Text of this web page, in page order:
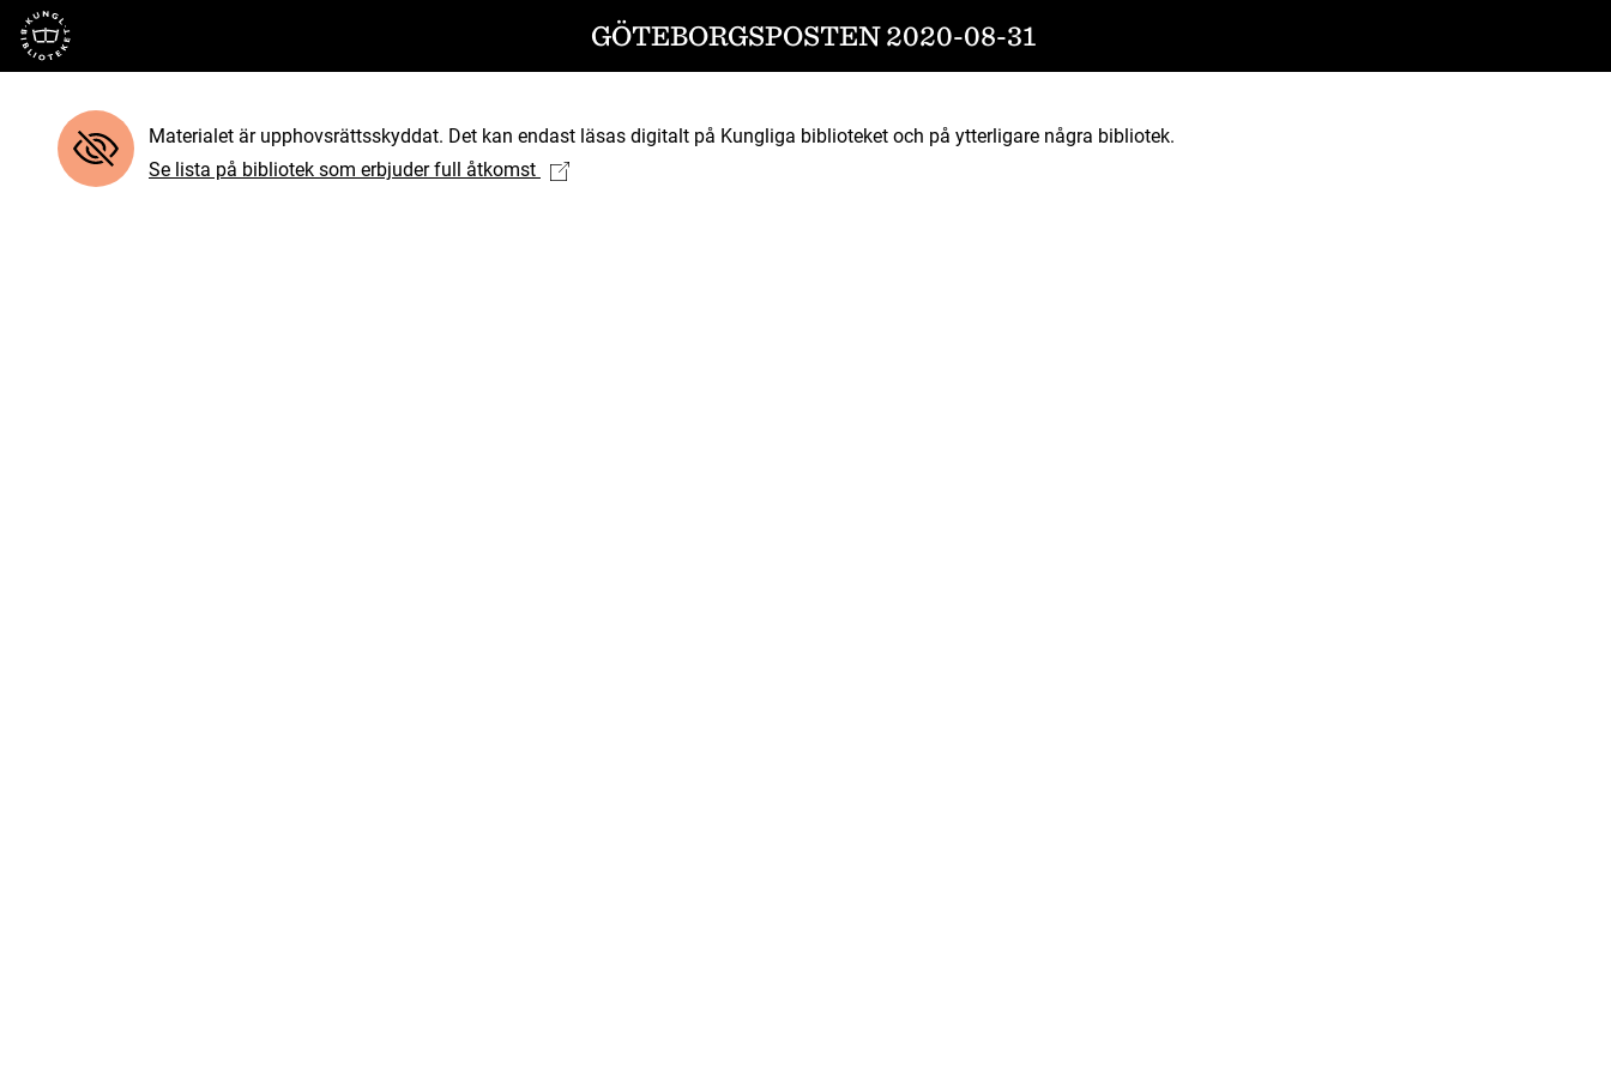
Till startsidan GÖTEBORGSPOSTEN 2020-08-31
Materialet är upphovsrättsskyddat. Det kan endast läsas digitalt på Kungliga biblioteket och på ytterligare några bibliotek.
Se lista på bibliotek som erbjuder full åtkomst